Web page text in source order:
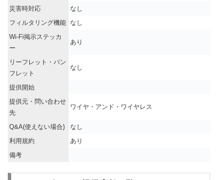
災害時対応
なし
フィルタリング機能 なし
Wi-Fi掲示ステッカ
ー
あり
リーフレット・パン
フレット
なし
提供開始
提供元・問い合わせ
先
ワイヤ・アンド・ワイヤレス
Q&A(使えない場合)
なし
利用規約
あり
備考